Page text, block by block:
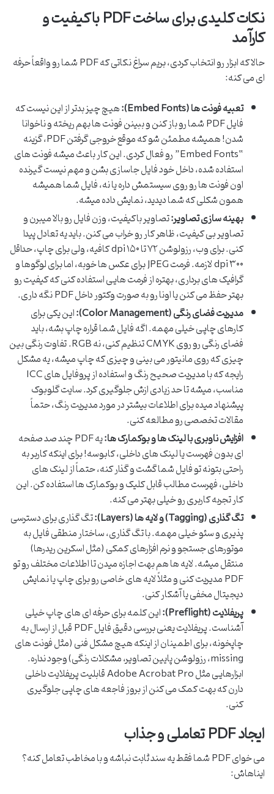
نکات کلیدی برای ساخت PDF با کیفیت و
کارآمد
حالا که ابزار رو انتخاب کردی، بریم سراغ نکاتی که PDF شما رو واقعاً حرفه
ای می کنه:
تعبیه فونت ها (Embed Fonts):
هیچ چیز بدتر از این نیست که
فایل PDF شما رو باز کنن و ببینن فونت ها بهم ریخته و ناخوانا
شدن! همیشه مطمئن شو که موقع خروجی گرفتن PDF، گزینه
“Embed Fonts” رو فعال کردی. این کار باعث میشه فونت های
استفاده شده، داخل خود فایل جاسازی بشن و مهم نیست گیرنده
اون فونت ها رو روی سیستمش داره یا نه، فایل شما همیشه
همون شکلی که شما دیدید، نمایش داده میشه.
بهینه سازی تصاویر:تصاویر باکیفیت، وزن فایل رو بالا میبرن و
تصاویر بی کیفیت، ظاهر کار رو خراب می کنن. باید یه تعادل پیدا
کنی. برای وب، رزولوشن ۷۲ تا ۱۵۰ dpi کافیه، ولی برای چاپ، حداقل
۳۰۰ dpi لازمه. فرمت JPEG برای عکس ها خوبه، اما برای لوگوها و
گرافیک های برداری، بهتره از فرمت هایی استفاده کنی که کیفیت رو
بهتر حفظ می کنن یا اونا رو به صورت وکتور داخل PDF نگه داری.
مدیریت فضای رنگی (Color Management):
این یکی برای
کارهای چاپی خیلی مهمه. اگه فایل شما قراره چاپ بشه، باید
فضای رنگی رو روی CMYK تنظیم کنی، نه RGB. تفاوت رنگی بین
چیزی که روی مانیتور می بینی و چیزی که چاپ میشه، یه مشکل
رایجه که با مدیریت صحیح رنگ و استفاده از پروفایل های ICC
مناسب، میشه تا حد زیادی ازش جلوگیری کرد. سایت گلوبوک
پیشنهاد میده برای اطلاعات بیشتر در مورد مدیریت رنگ، حتماً
مقالات تخصصی رو مطالعه کنی.
افزایش ناوبری با لینک ها و بوکمارک ها:
یه PDF چند صد صفحه
ای بدون فهرست یا لینک های داخلی، کابوسه! برای اینکه کاربر به
راحتی بتونه تو فایل شما گشت و گذار کنه، حتماً از لینک های
داخلی، فهرست مطالب قابل کلیک و بوکمارک ها استفاده کن. این
کار تجربه کاربری رو خیلی بهتر می کنه.
تگ گذاری (Tagging) و لایه ها (Layers):
تگ گذاری برای دسترسی
پذیری و سئو خیلی مهمه. با تگ گذاری، ساختار منطقی فایل به
موتورهای جستجو و نرم افزارهای کمکی (مثل اسکرین ریدرها)
منتقل میشه. لایه ها هم بهت اجازه میدن تا اطلاعات مختلف رو تو
PDF مدیریت کنی و مثلاً لایه های خاصی رو برای چاپ یا نمایش
دیجیتال مخفی یا آشکار کنی.
پریفلایت (Preflight):
این کلمه برای حرفه ای های چاپ خیلی
آشناست. پریفلایت یعنی بررسی دقیق فایل PDF قبل از ارسال به
چاپخونه، برای اطمینان از اینکه هیچ مشکل فنی (مثل فونت های
missing، رزولوشن پایین تصاویر، مشکلات رنگی) وجود نداره.
ابزارهایی مثل Adobe Acrobat Pro قابلیت پریفلایت داخلی
دارن که بهت کمک می کنن از بروز فاجعه های چاپی جلوگیری
کنی.
ایجاد PDF تعاملی و جذاب
می خوای PDF شما فقط یه سند ثابت نباشه و با مخاطب تعامل کنه؟
ایناهاش: